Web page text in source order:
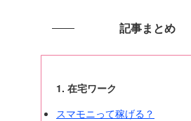
記事まとめ
1. 在宅ワーク
スマモニって稼げる？